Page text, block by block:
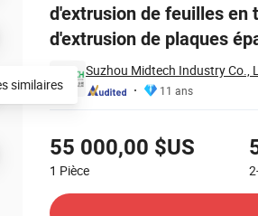
d'extrusion de feuilles en
d'extrusion de plaques
Suzhou Midtech Industry Co.,
11 ans
55 000,00 $US
1 Pièce
similaires